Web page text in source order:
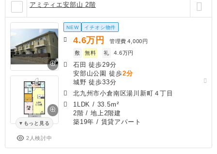
アミティエ安部山 2階
もっと見る
2人検討中
NEW イチオシ物件
4.6万円 管理費 4,000円
敷
無料 礼 4.6万円
石田 徒歩29分
安部山公園 徒歩2分
城野 徒歩33分
北九州市小倉南区湯川新町４丁目
1LDK / 33.5m²
2階 / 地上2階建
築19年 / 賃貸アパート